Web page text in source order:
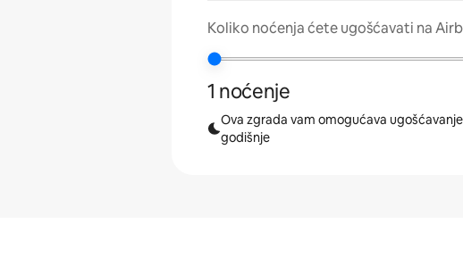
Koliko noćenja ćete ugošćavati na
1 noćenje
Ova zgrada vam omogućava
godišnje